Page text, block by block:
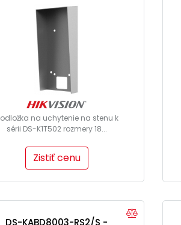
na uchytenie na stenu k
sérii DS-K1T502 rozmery 18...
Zistiť cenu
DS-KABD8003-RS2/S -